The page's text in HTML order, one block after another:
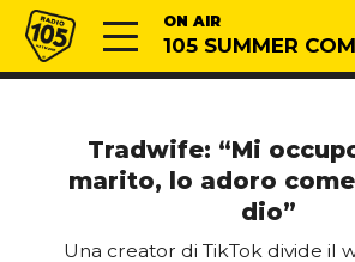
Vai al contenuto
Radio 105 ON AIR
105 SUMMER
Tradwife: “Mi
marito, lo adoro
dio”
Una creator di TikTok divide il